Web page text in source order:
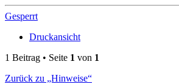
Gesperrt
Druckansicht
1 Beitrag • Seite 1 von 1
Zurück zu „Hinweise“